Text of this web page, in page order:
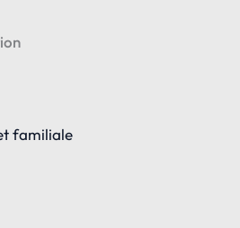
familiale